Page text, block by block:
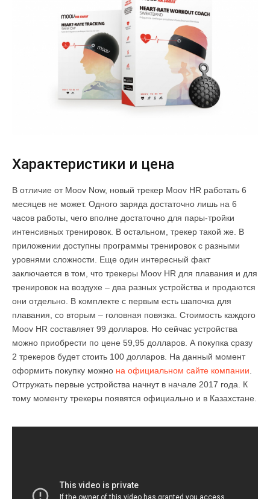
Характеристики и цена
В отличие от Moov Now, новый трекер Moov HR работать 6
месяцев не может. Одного заряда достаточно лишь на 6
часов работы, чего вполне достаточно для пары-тройки
интенсивных тренировок. В остальном, трекер такой же. В
приложении доступны программы тренировок с разными
уровнями сложности. Еще один интересный факт
заключается в том, что трекеры Moov HR для плавания и для
тренировок на воздухе – два разных устройства и продаются
они отдельно. В комплекте с первым есть шапочка для
плавания, со вторым – головная повязка. Стоимость каждого
Moov HR составляет 99 долларов. Но сейчас устройства
можно приобрести по цене 59,95 долларов. А покупка сразу
2 трекеров будет стоить 100 долларов. На данный момент
оформить покупку можно на официальном сайте компании.
Отгружать первые устройства начнут в начале 2017 года. К
тому моменту трекеры появятся официально и в Казахстане.